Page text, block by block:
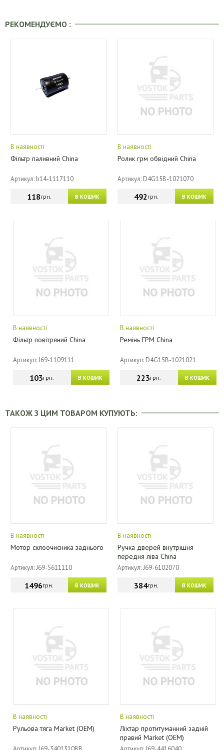
РЕКОМЕНДУЄМО :
В наявності
Фільтр паливний China
Артикул: b14-1117110
В КОШИК
118грн.
В наявності
Ролик грм обвідний China
Артикул: D4G15B-1021070
В КОШИК
492грн.
В наявності
Фільтр повітряний China
Артикул: J69-1109111
В КОШИК
103грн.
В наявності
Ремінь ГРМ China
Артикул: D4G15B-1021021
В КОШИК
223грн.
ТАКОЖ З ЦИМ ТОВАРОМ КУПУЮТЬ:
В наявності
Мотор склоочисника заднього
Артикул: J69-5611110
В КОШИК
1496грн.
В наявності
Ручка дверей внутрішня
передня ліва China
Артикул: J69-6102070
В КОШИК
384грн.
В наявності
Рульова тяга Market (OEM)
В наявності
Ліхтар протитуманний задній
правий Market (OEM)